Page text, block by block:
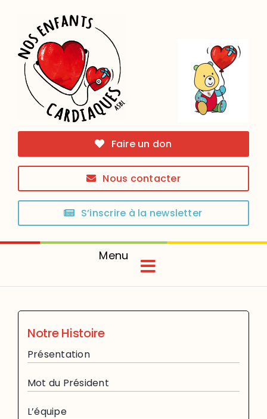
content
Faire un don
Nous contacter
S’inscrire à la newsletter
Menu
Notre Histoire
Présentation
Mot du Président
L’équipe